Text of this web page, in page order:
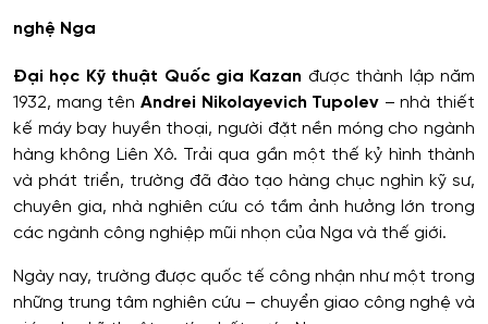
nghệ Nga
Đại học Kỹ thuật Quốc gia Kazan được thành lập năm
1932, mang tên Andrei Nikolayevich Tupolev – nhà thiết
kế máy bay huyền thoại, người đặt nền móng cho ngành
hàng không Liên Xô. Trải qua gần một thế kỷ hình thành
và phát triển, trường đã đào tạo hàng chục nghìn kỹ sư,
chuyên gia, nhà nghiên cứu có tầm ảnh hưởng lớn trong
các ngành công nghiệp mũi nhọn của Nga và thế giới.
Ngày nay, trường được quốc tế công nhận như một trong
những trung tâm nghiên cứu – chuyển giao công nghệ và